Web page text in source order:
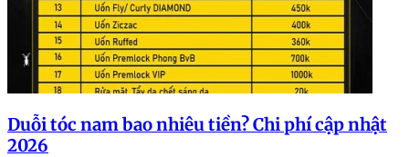
Duỗi tóc nam bao nhiêu tiền? Chi phí cập nhật
2026